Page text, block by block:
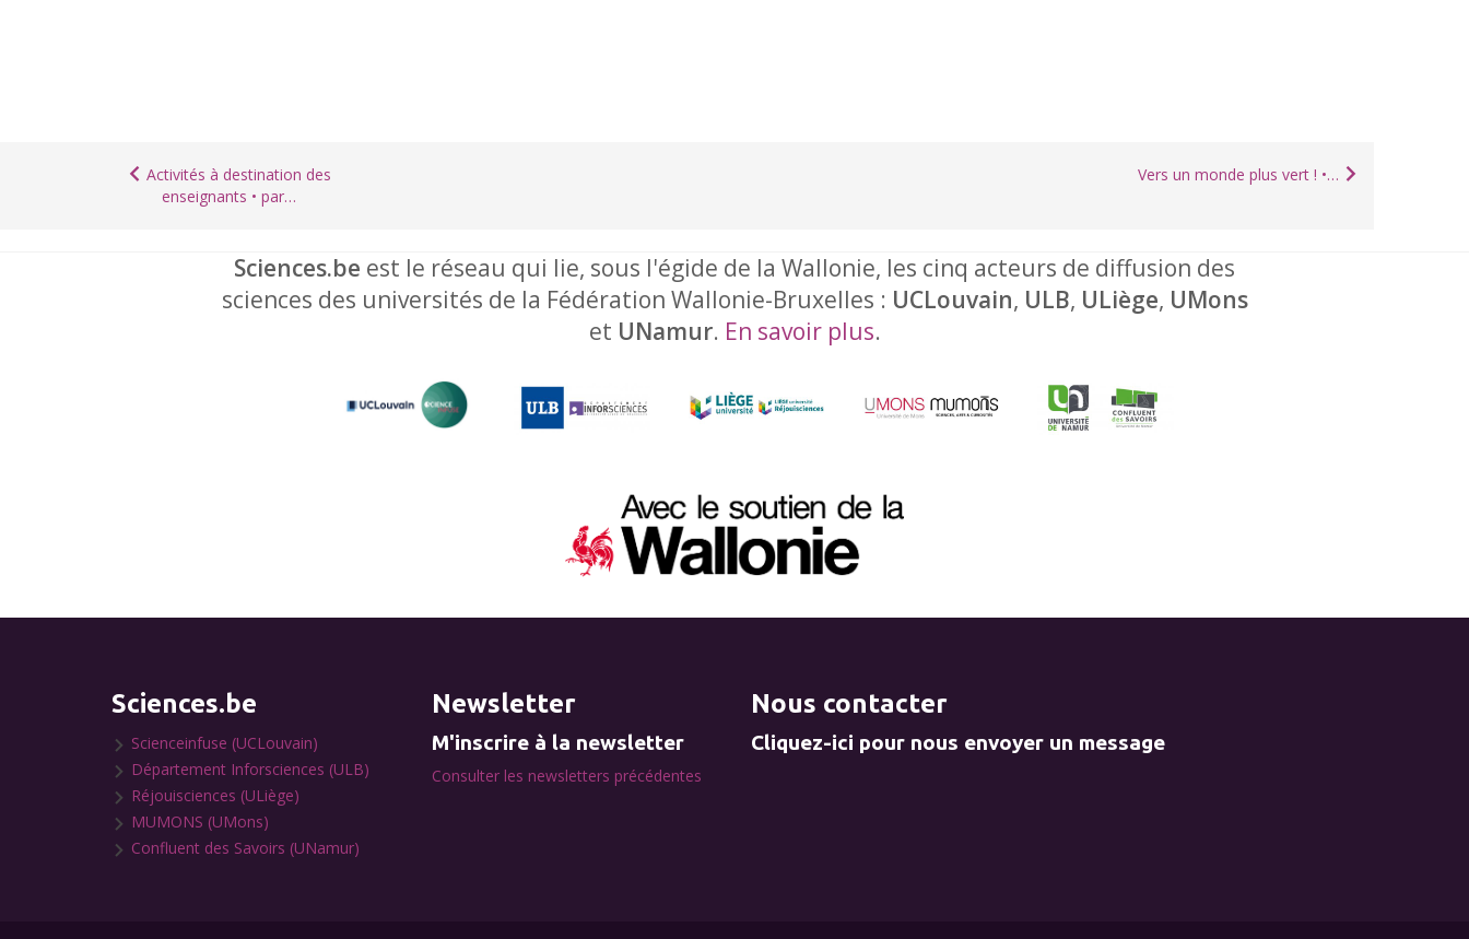
Activités à destination des
enseignants • par…
Vers un monde plus vert ! •…
Sciences.be est le réseau qui lie, sous l'égide de la Wallonie, les cinq acteurs de diffusion des
sciences des universités de la Fédération Wallonie-Bruxelles : UCLouvain, ULB, ULiège, UMons
et UNamur. En savoir plus.
Sciences.be
Scienceinfuse (UCLouvain)
Département Inforsciences (ULB)
Réjouisciences (ULiège)
MUMONS (UMons)
Confluent des Savoirs (UNamur)
Newsletter
M'inscrire à la newsletter
Consulter les newsletters précédentes
Nous contacter
Cliquez-ici pour nous envoyer un message